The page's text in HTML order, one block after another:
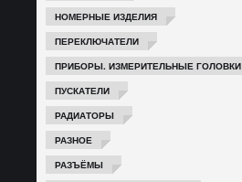
НОМЕРНЫЕ ИЗДЕЛИЯ
ПЕРЕКЛЮЧАТЕЛИ
ПРИБОРЫ. ИЗМЕРИТЕЛЬНЫЕ ГОЛОВКИ
ПУСКАТЕЛИ
РАДИАТОРЫ
РАЗНОЕ
РАЗЪЁМЫ